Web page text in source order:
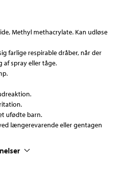
Methyl methacrylate. Kan udløse
farlige respirable dråber, når der
af spray eller tåge.
ufødte barn.
længerevarende eller gentagen